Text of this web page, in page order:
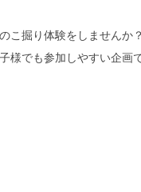
こ掘り体験をしませんか？
様でも参加しやすい企画で